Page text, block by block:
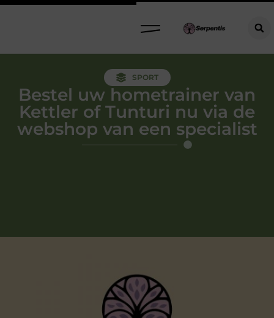
SPORT
Bestel uw hometrainer van
Kettler of Tunturi nu via de
webshop van een specialist